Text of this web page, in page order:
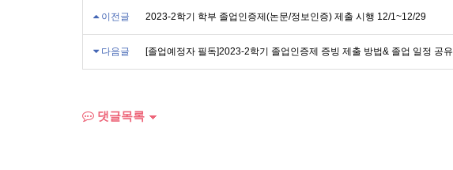
이전글 2023-2학기 학부 졸업인증제(논문/정보인증) 제출 시행 12/1~12/29
다음글 [졸업예정자 필독]2023-2학기 졸업인증제 증빙 제출 방법& 졸업 일정 공유
댓글목록